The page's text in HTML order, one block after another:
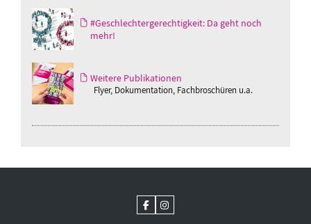
#Geschlechtergerechtigkeit: Da geht noch
mehr!
Weitere Publikationen
Flyer, Dokumentation, Fachbroschüren u.a.